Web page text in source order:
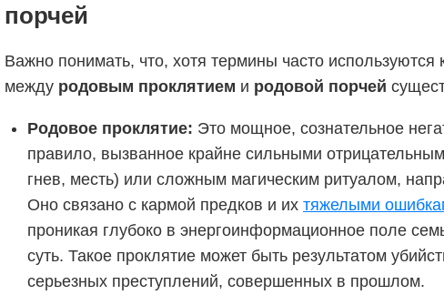
порчей
Важно понимать, что, хотя термины часто
между родовым проклятием и родовой порчей
Родовое проклятие: Это мощное, сознательное
правило, вызванное крайне сильными
гнев, месть) или сложным магическим ритуалом,
Оно связано с кармой предков и их тяжелыми
проникая глубоко в энергоинформационное поле
суть. Такое проклятие может быть результатом
серьезных преступлений, совершенных в прошлом.